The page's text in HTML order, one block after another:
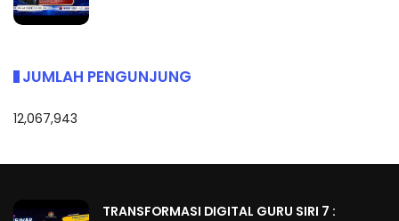
JUMLAH PENGUNJUNG
12,067,943
TRANSFORMASI DIGITAL GURU SIRI 7 :